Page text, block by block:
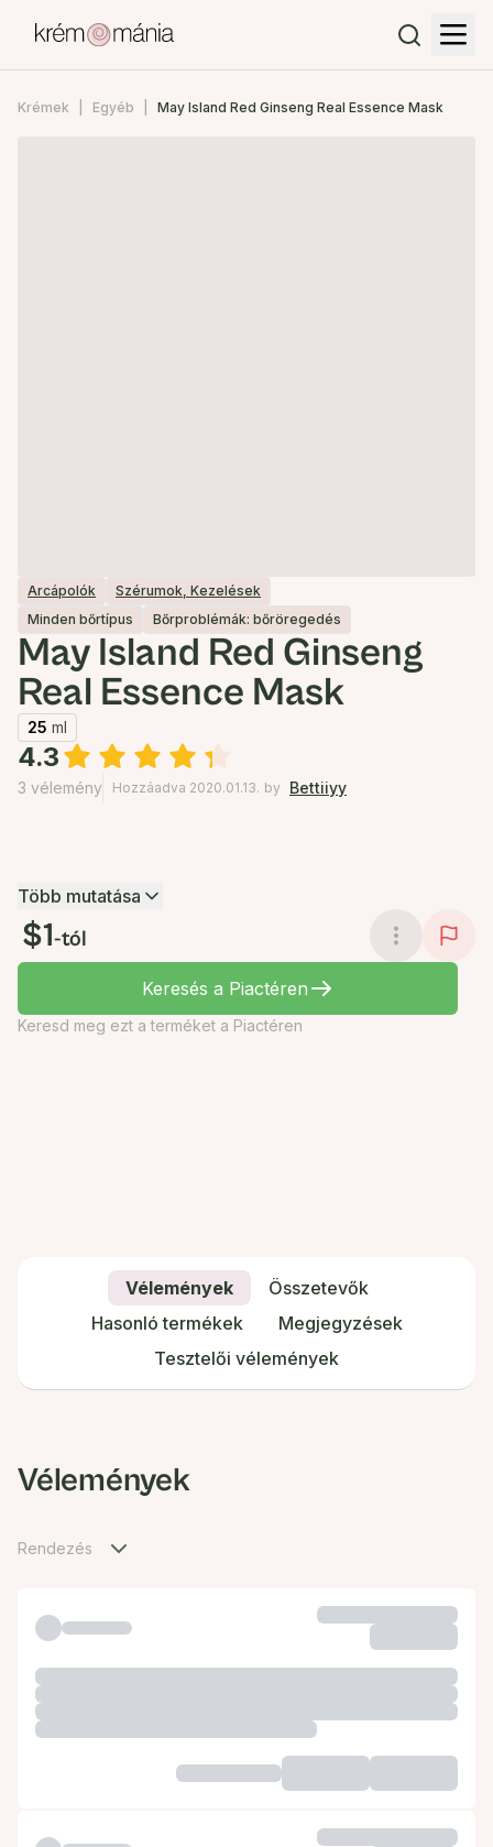
Krémek Egyéb May Island Red Ginseng Real Essence Mask
Arcápolók
Szérumok, Kezelések
Minden bőrtípus
Bőrproblémák: bőröregedés
May Island Red Ginseng
Real Essence Mask
25 ml
4.3
3 vélemény Hozzáadva 2020.01.13. by Bettiiyy
Több mutatása
$1-tól
Keresés a Piactéren
Keresd meg ezt a terméket a Piactéren
Vélemények
Összetevők
Hasonló termékek
Megjegyzések
Tesztelői vélemények
Vélemények
Rendezés